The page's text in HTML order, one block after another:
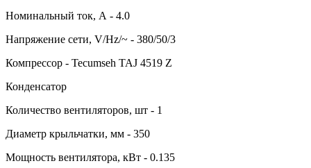
Номинальный ток, А - 4.0
Напряжение сети, V/Hz/~ - 380/50/3
Компрессор - Tecumseh TAJ 4519 Z
Конденсатор
Количество вентиляторов, шт - 1
Диаметр крыльчатки, мм - 350
Мощность вентилятора, кВт - 0.135